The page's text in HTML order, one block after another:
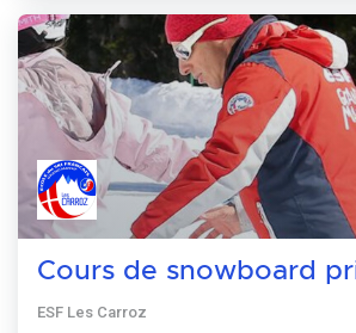
Cours de snowboard
ESF Les Carroz